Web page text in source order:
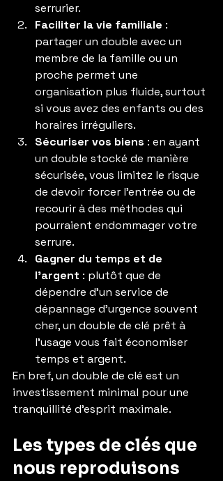
serrurier.
Faciliter la vie familiale :
partager un double avec un
membre de la famille ou un
proche permet une
organisation plus fluide, surtout
si vous avez des enfants ou des
horaires irréguliers.
Sécuriser vos biens : en ayant
un double stocké de manière
sécurisée, vous limitez le risque
de devoir forcer l’entrée ou de
recourir à des méthodes qui
pourraient endommager votre
serrure.
Gagner du temps et de
l’argent : plutôt que de
dépendre d’un service de
dépannage d’urgence souvent
cher, un double de clé prêt à
l’usage vous fait économiser
temps et argent.
En bref, un double de clé est un
investissement minimal pour une
tranquillité d’esprit maximale.
Les types de clés que
nous reproduisons